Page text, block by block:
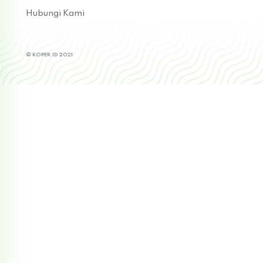
Hubungi Kami
© KOPER.ID 2021